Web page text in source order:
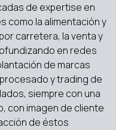
de expertise en
como la alimentación y
carretera, la venta y
en redes
de marcas
y trading de
siempre con una
con imagen de cliente
de éstos